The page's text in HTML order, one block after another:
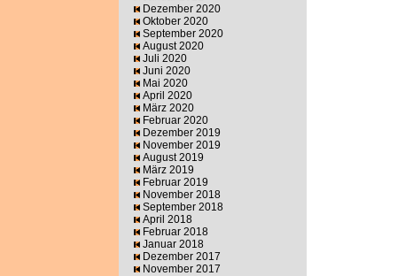
Dezember 2020
Oktober 2020
September 2020
August 2020
Juli 2020
Juni 2020
Mai 2020
April 2020
März 2020
Februar 2020
Dezember 2019
November 2019
August 2019
März 2019
Februar 2019
November 2018
September 2018
April 2018
Februar 2018
Januar 2018
Dezember 2017
November 2017